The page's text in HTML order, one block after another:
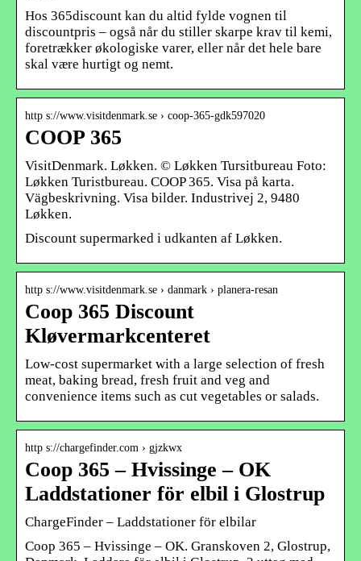
Hos 365discount kan du altid fylde vognen til
discountpris – også når du stiller skarpe krav til kemi,
foretrækker økologiske varer, eller når det hele bare
skal være hurtigt og nemt.
http s://www.visitdenmark.se › coop-365-gdk597020
COOP 365
VisitDenmark. Løkken. © Løkken Tursitbureau Foto:
Løkken Turistbureau. COOP 365. Visa på karta.
Vägbeskrivning. Visa bilder. Industrivej 2, 9480
Løkken.
Discount supermarked i udkanten af Løkken.
http s://www.visitdenmark.se › danmark › planera-resan
Coop 365 Discount
Kløvermarkcenteret
Low-cost supermarket with a large selection of fresh
meat, baking bread, fresh fruit and veg and
convenience items such as cut vegetables or salads.
http s://chargefinder.com › gjzkwx
Coop 365 – Hvissinge – OK
Laddstationer för elbil i Glostrup
ChargeFinder – Laddstationer för elbilar
Coop 365 – Hvissinge – OK. Granskoven 2, Glostrup,